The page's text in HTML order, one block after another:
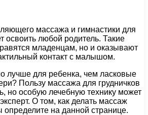
массажа и гимнастики для
освоить любой родитель. Такие
младенцам, но и оказывают
контакт с малышом.
лучше для ребенка, чем ласковые
Пользу массажа для грудничков
но особую лечебную технику может
О том, как делать массаж
на данной странице.